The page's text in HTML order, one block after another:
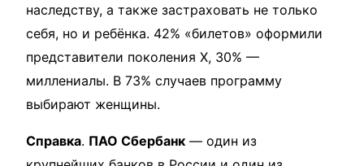
наследству, а также застраховать не только
себя, но и ребёнка. 42% «билетов» оформили
представители поколения X, 30% —
миллениалы. В 73% случаев программу
выбирают женщины.
Справка. ПАО Сбербанк — один из